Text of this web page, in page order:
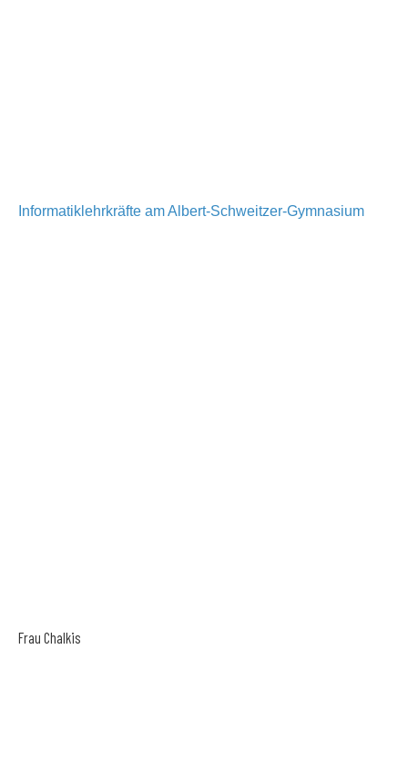
Informatiklehrkräfte am Albert-Schweitzer-Gymnasium
Frau Chalkis